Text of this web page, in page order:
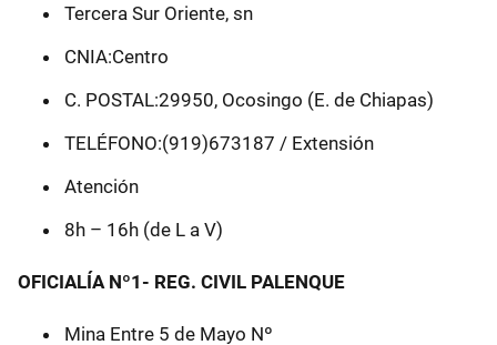
Tercera Sur Oriente, sn
CNIA:Centro
C. POSTAL:29950, Ocosingo (E. de Chiapas)
TELÉFONO:(919)673187 / Extensión
Atención
8h – 16h (de L a V)
OFICIALÍA Nº1- REG. CIVIL PALENQUE
Mina Entre 5 de Mayo Nº